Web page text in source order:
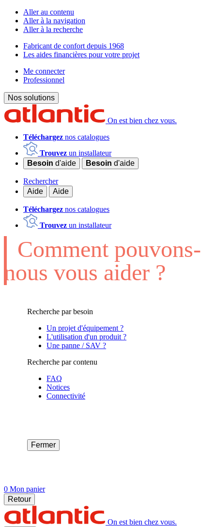
Aller au contenu
Aller à la navigation
Aller à la recherche
Fabricant de confort depuis 1968
Les aides financières pour votre projet
Me connecter
Professionnel
Nos solutions
On est bien chez vous.
Téléchargez nos catalogues
Trouvez un installateur
Besoin d'aide Besoin d'aide
Rechercher
Aide
Aide
Téléchargez nos catalogues
Trouvez un installateur
Comment pouvons-
nous vous aider ?
Recherche par besoin
Un projet d'équipement ?
L'utilisation d'un produit ?
Une panne / SAV ?
Recherche par contenu
FAQ
Notices
Connectivité
Fermer
0 Mon panier
Retour
On est bien chez vous.